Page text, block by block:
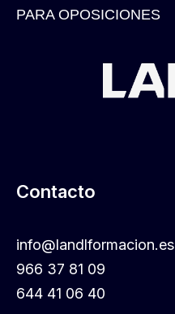
PARA OPOSICIONES
Contacto
info@landlformacion.es
966 37 81 09
644 41 06 40